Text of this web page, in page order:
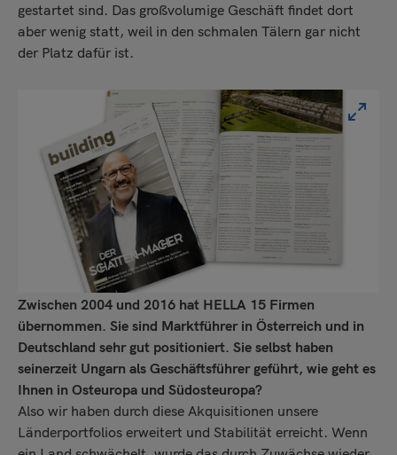
gestartet sind. Das großvolumige Geschäft findet dort
aber wenig statt, weil in den schmalen Tälern gar nicht
der Platz dafür ist.
Zwischen 2004 und 2016 hat HELLA 15 Firmen
übernommen. Sie sind Marktführer in Österreich und in
Deutschland sehr gut positioniert. Sie selbst haben
seinerzeit Ungarn als Geschäftsführer geführt, wie geht es
Ihnen in Osteuropa und Südosteuropa?
Also wir haben durch diese Akquisitionen unsere
Länderportfolios erweitert und Stabilität erreicht. Wenn